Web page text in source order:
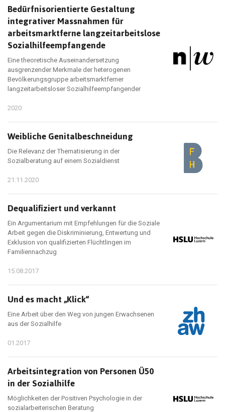
Bedürfnisorientierte Gestaltung
integrativer Massnahmen für
arbeitsmarktferne langzeitarbeitslose
Sozialhilfeempfangende
Eine theoretische Auseinandersetzung
ausgrenzender Merkmale der heterogenen
Bevölkerungsgruppe arbeitsmarktferner
langzeitarbeitsloser Sozialhilfeempfangender
2020
Weibliche Genitalbeschneidung
Die Relevanz der Thematisierung in der
Sozialberatung auf einem Sozialdienst
21.11.2020
Dequalifiziert und verkannt
Ein Argumentarium mit Empfehlungen für die Soziale
Arbeit gegen die Diskriminierung, Entwertung und
Exklusion von qualifizierten Flüchtlingen im
Familiennachzug
15.08.2017
Und es macht „Klick“
Eine Arbeit über den Weg von jungen Erwachsenen
aus der Sozialhilfe
01.2017
Arbeitsintegration von Personen Ü50
in der Sozialhilfe
Möglichkeiten der Positiven Psychologie in der
sozialarbeiterischen Beratung